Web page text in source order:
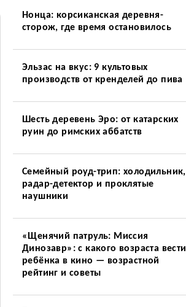
Нонца: корсиканская деревня-
сторож, где время остановилось
Эльзас на вкус: 9 культовых
производств от кренделей до пива
Шесть деревень Эро: от катарских
руин до римских аббатств
Семейный роуд-трип: холодильник,
радар-детектор и проклятые
наушники
«Щенячий патруль: Миссия
Динозавр»: с какого возраста вести
ребёнка в кино — возрастной
рейтинг и советы